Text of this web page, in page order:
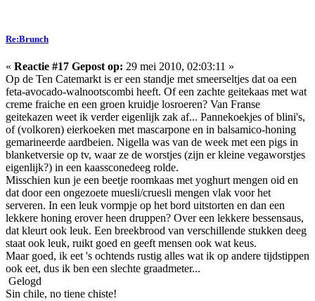
Re:Brunch
« Reactie #17 Gepost op: 29 mei 2010, 02:03:11 »
Op de Ten Catemarkt is er een standje met smeerseltjes dat oa een
feta-avocado-walnootscombi heeft. Of een zachte geitekaas met wat
creme fraiche en een groen kruidje losroeren? Van Franse
geitekazen weet ik verder eigenlijk zak af... Pannekoekjes of blini's,
of (volkoren) eierkoeken met mascarpone en in balsamico-honing
gemarineerde aardbeien. Nigella was van de week met een pigs in
blanketversie op tv, waar ze de worstjes (zijn er kleine vegaworstjes
eigenlijk?) in een kaassconedeeg rolde.
Misschien kun je een beetje roomkaas met yoghurt mengen oid en
dat door een ongezoete muesli/cruesli mengen vlak voor het
serveren. In een leuk vormpje op het bord uitstorten en dan een
lekkere honing erover heen druppen? Over een lekkere bessensaus,
dat kleurt ook leuk. Een breekbrood van verschillende stukken deeg
staat ook leuk, ruikt goed en geeft mensen ook wat keus.
Maar goed, ik eet 's ochtends rustig alles wat ik op andere tijdstippen
ook eet, dus ik ben een slechte graadmeter...
Gelogd
Sin chile, no tiene chiste!